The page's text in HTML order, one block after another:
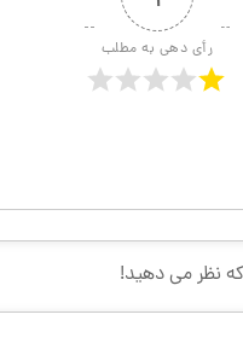
رأی دهی به مطلب